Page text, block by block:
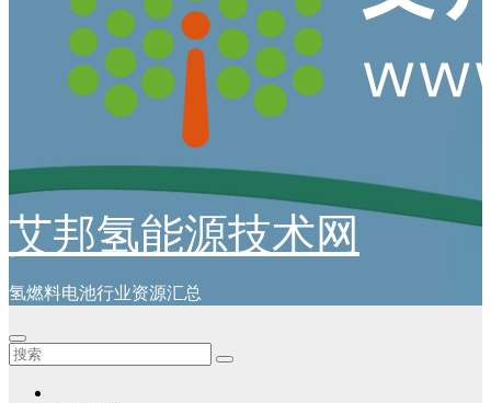
艾邦氢能源技术网
氢燃料电池行业资源汇总